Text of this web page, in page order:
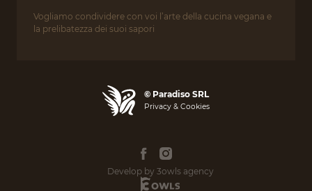
Vogliamo condividere con voi l’arte della cucina vegana e
la prelibatezza dei suoi sapori
© Paradiso SRL
Privacy & Cookies
Develop by 3owls agency